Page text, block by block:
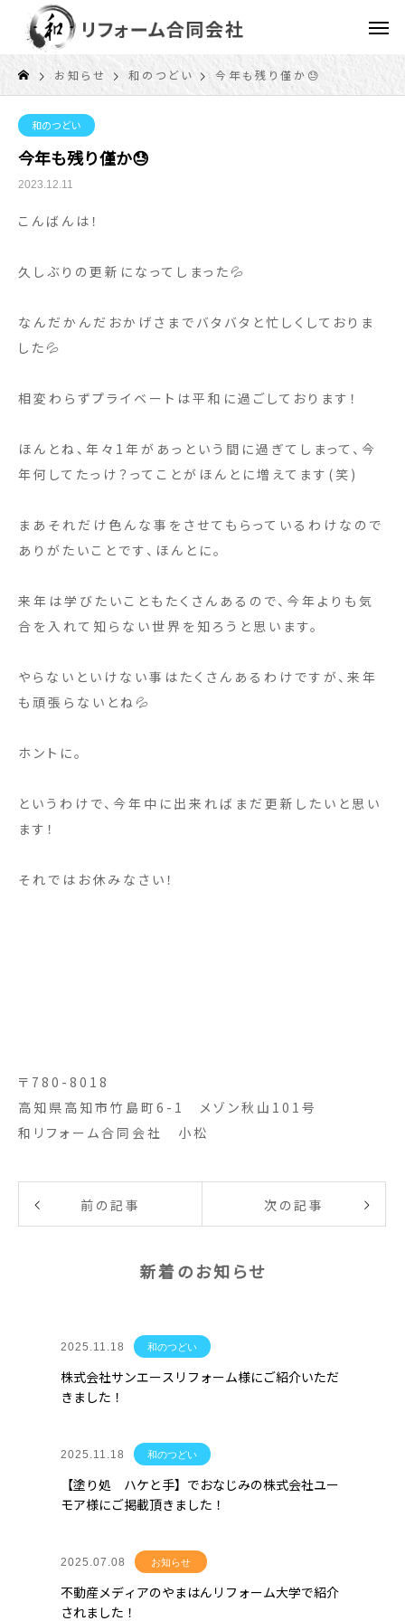
お知らせ 和のつどい 今年も残り僅か😓
和のつどい
今年も残り僅か😓
2023.12.11
こんばんは！
久しぶりの更新になってしまった💦
なんだかんだおかげさまでバタバタと忙しくしておりま
した💦
相変わらずプライベートは平和に過ごしております！
ほんとね、年々1年があっという間に過ぎてしまって、今
年何してたっけ？ってことがほんとに増えてます(笑)
まあそれだけ色んな事をさせてもらっているわけなので
ありがたいことです、ほんとに。
来年は学びたいこともたくさんあるので、今年よりも気
合を入れて知らない世界を知ろうと思います。
やらないといけない事はたくさんあるわけですが、来年
も頑張らないとね💦
ホントに。
というわけで、今年中に出来ればまだ更新したいと思い
ます！
それではお休みなさい！
〒780-8018
高知県高知市竹島町6-1 メゾン秋山101号
和リフォーム合同会社 小松
前の記事 次の記事
新着のお知らせ
2025.11.18 和のつどい
株式会社サンエースリフォーム様にご紹介いただ
きました！
2025.11.18 和のつどい
【塗り処 ハケと手】でおなじみの株式会社ユー
モア様にご掲載頂きました！
2025.07.08 お知らせ
不動産メディアのやまはんリフォーム大学で紹介
されました！